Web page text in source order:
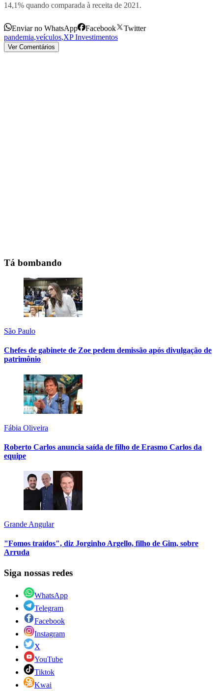
14,1% quando comparada à receita de 2021.
Enviar no WhatsApp Facebook
Twitter
pandemia,veículos,XP Investimentos
Ver Comentários
Tá bombando
São Paulo
Chefes de gabinete de Zoe pedem demissão após divulgação de
patrimônio
Fábia Oliveira
Roberto Carlos anuncia saída de filho de Erasmo Carlos da
equipe
Grande Angular
"Fomos traídos", diz Jorginho Argello, filho de Gim, sobre
Arruda
Siga nossas redes
WhatsApp
Telegram
Facebook
Instagram
X
YouTube
Tiktok
Kwai